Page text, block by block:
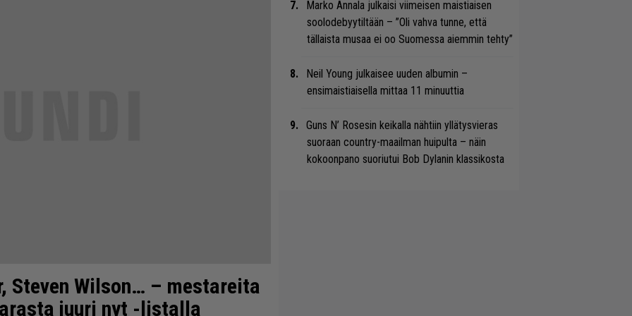
Steven Wilson… – mestareita
juuri nyt -listalla
Marko Annala julkaisi viimeisen maistiaisen
soolodebyytiltään – ”Oli vahva tunne, että
tällaista musaa ei oo Suomessa aiemmin tehty”
Neil Young julkaisee uuden albumin –
ensimaistiaisella mittaa 11 minuuttia
Guns N’ Rosesin keikalla nähtiin yllätysvieras
suoraan country-maailman huipulta – näin
kokoonpano suoriutui Bob Dylanin klassikosta